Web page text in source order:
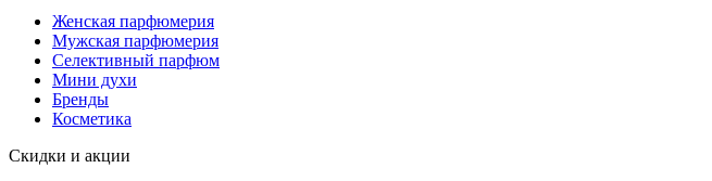
Женская парфюмерия
Мужская парфюмерия
Селективный парфюм
Мини духи
Бренды
Косметика
Скидки и акции